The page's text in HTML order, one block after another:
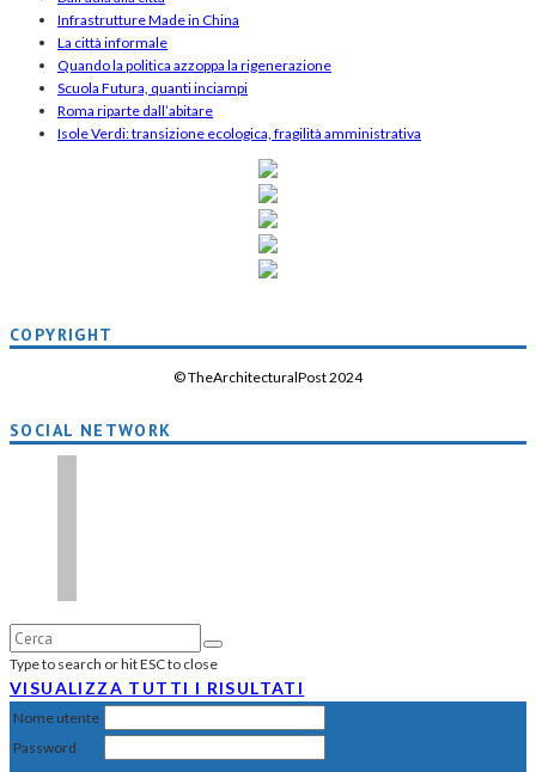
Infrastrutture Made in China
La città informale
Quando la politica azzoppa la rigenerazione
Scuola Futura, quanti inciampi
Roma riparte dall’abitare
Isole Verdi: transizione ecologica, fragilità amministrativa
COPYRIGHT
© TheArchitecturalPost 2024
SOCIAL NETWORK
Type to search or hit ESC to close
VISUALIZZA TUTTI I RISULTATI
Nome utente
Password